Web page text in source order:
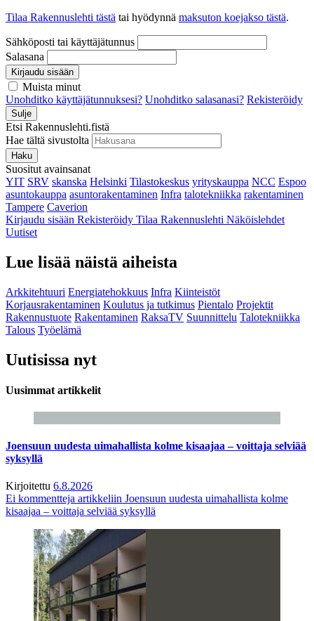
Tilaa Rakennuslehti tästä tai hyödynnä maksuton koejakso tästä.
Sähköposti tai käyttäjätunnus
Salasana
Kirjaudu sisään
Muista minut
Unohditko käyttäjätunnuksesi? Unohditko salasanasi? Rekisteröidy
Sulje
Etsi Rakennuslehti.fistä
Hae tältä sivustolta
Haku
Suositut avainsanat
YIT SRV skanska Helsinki Tilastokeskus yrityskauppa NCC Espoo
asuntokauppa asuntorakentaminen Infra talotekniikka rakentaminen
Tampere Caverion
Kirjaudu sisään Rekisteröidy Tilaa Rakennuslehti Näköislehdet
Uutiset
Lue lisää näistä aiheista
Arkkitehtuuri Energiatehokkuus Infra Kiinteistöt
Korjausrakentaminen Koulutus ja tutkimus Pientalo Projektit
Rakennustuote Rakentaminen RaksaTV Suunnittelu Talotekniikka
Talous Työelämä
Uutisissa nyt
Uusimmat artikkelit
Joensuun uudesta uimahallista kolme kisaajaa – voittaja selviää
syksyllä
Kirjoitettu 6.8.2026
Ei kommentteja artikkeliin Joensuun uudesta uimahallista kolme
kisaajaa – voittaja selviää syksyllä